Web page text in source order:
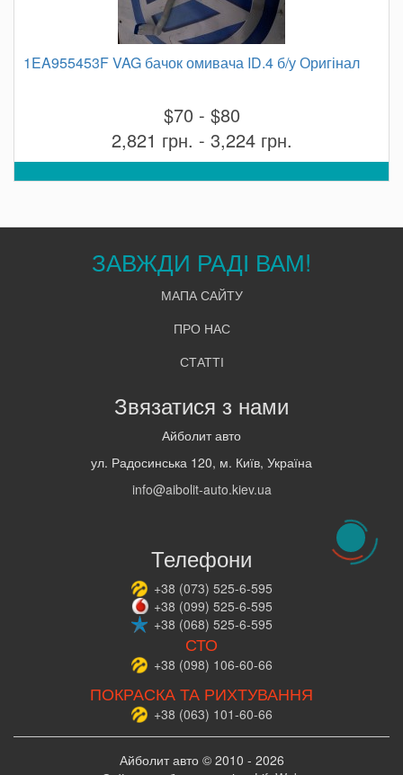
1EA955453F VAG бачок омивача ID.4 б/у Оригінал
$70 - $80
2,821 грн. - 3,224 грн.
ЗАВЖДИ РАДІ ВАМ!
МАПА САЙТУ
ПРО НАС
СТАТТІ
Звязатися з нами
Айболит авто
ул. Радосинська 120, м. Київ, Україна
info@aibolit-auto.kiev.ua
Телефони
+38 (073) 525-6-595
+38 (099) 525-6-595
+38 (068) 525-6-595
СТО
+38 (098) 106-60-66
ПОКРАСКА ТА РИХТУВАННЯ
+38 (063) 101-60-66
Айболит авто © 2010 - 2026